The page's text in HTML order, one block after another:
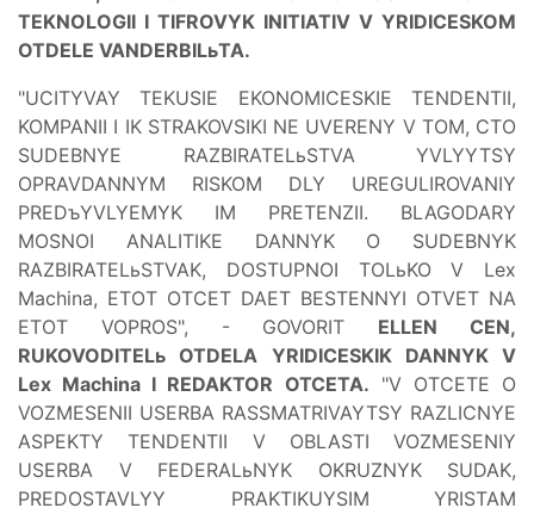
TEKNOLOGII I TIFROVYK INITIATIV V YRIDICESKOM
OTDELE VANDERBILьTA.
"UCITYVAY TEKUSIE EKONOMICESKIE TENDENTII,
KOMPANII I IK STRAKOVSIKI NE UVERENY V TOM, CTO
SUDEBNYE RAZBIRATELьSTVA YVLYYTSY
OPRAVDANNYM RISKOM DLY UREGULIROVANIY
PREDъYVLYEMYK IM PRETENZII. BLAGODARY
MOSNOI ANALITIKE DANNYK O SUDEBNYK
RAZBIRATELьSTVAK, DOSTUPNOI TOLьKO V Lex
Machina, ETOT OTCET DAET BESTENNYI OTVET NA
ETOT VOPROS", - GOVORIT ELLEN CEN,
RUKOVODITELь OTDELA YRIDICESKIK DANNYK V
Lex Machina I REDAKTOR OTCETA. "V OTCETE O
VOZMESENII USERBA RASSMATRIVAYTSY RAZLICNYE
ASPEKTY TENDENTII V OBLASTI VOZMESENIY
USERBA V FEDERALьNYK OKRUZNYK SUDAK,
PREDOSTAVLYY PRAKTIKUYSIM YRISTAM